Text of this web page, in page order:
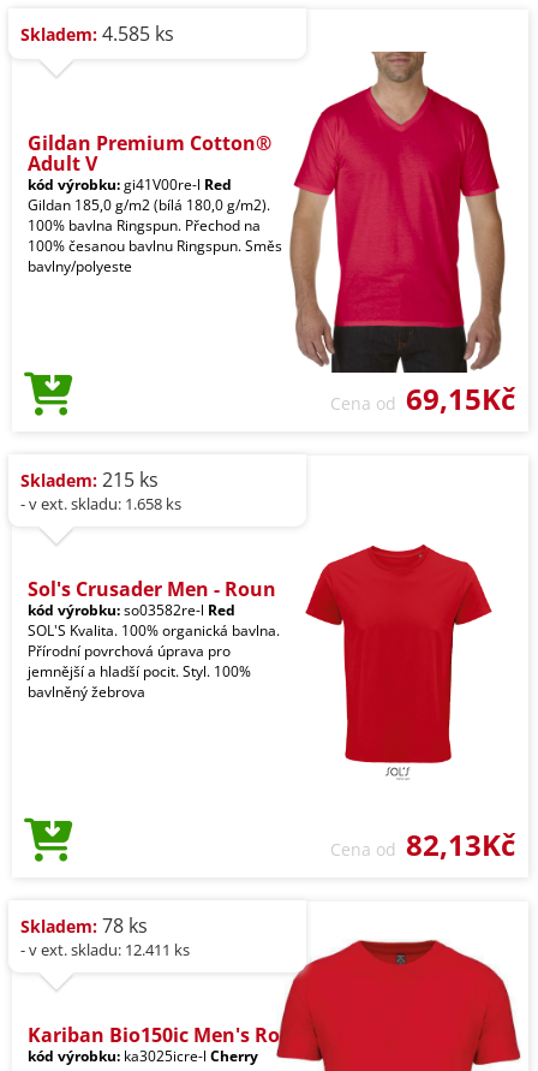
Skladem: 4.585 ks
Gildan Premium Cotton®
Adult V
kód výrobku:gi41V00re-l Red
Gildan 185,0 g/m2 (bílá 180,0 g/m2).
100% bavlna Ringspun. Přechod na
100% česanou bavlnu Ringspun. Směs
bavlny/polyeste
Cena od 69,15Kč
Skladem: 215 ks
- v ext. skladu: 1.658 ks
Sol's Crusader Men - Roun
kód výrobku:so03582re-l Red
SOL'S Kvalita. 100% organická bavlna.
Přírodní povrchová úprava pro
jemnější a hladší pocit. Styl. 100%
bavlněný žebrova
Cena od 82,13Kč
Skladem: 78 ks
- v ext. skladu: 12.411 ks
Kariban Bio150ic Men's Ro
kód výrobku: ka3025icre-l Cherry